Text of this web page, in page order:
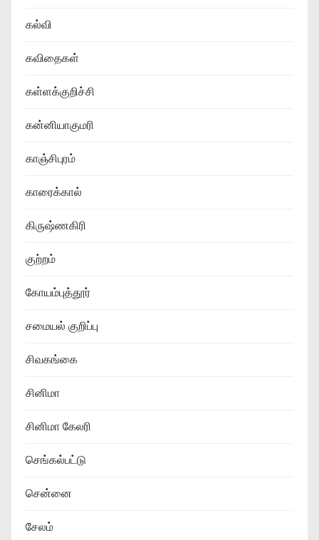
கல்வி
கவிதைகள்
கள்ளக்குறிச்சி
கன்னியாகுமரி
காஞ்சிபுரம்
காரைக்கால்
கிருஷ்ணகிரி
குற்றம்
கோயம்புத்தூர்
சமையல் குறிப்பு
சிவகங்கை
சினிமா
சினிமா கேலரி
செங்கல்பட்டு
சென்னை
சேலம்